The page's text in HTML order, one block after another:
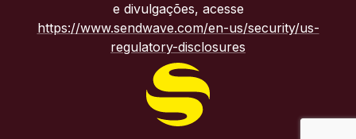
e divulgações, acesse
https://www.sendwave.com/en-us/security/us-
regulatory-disclosures